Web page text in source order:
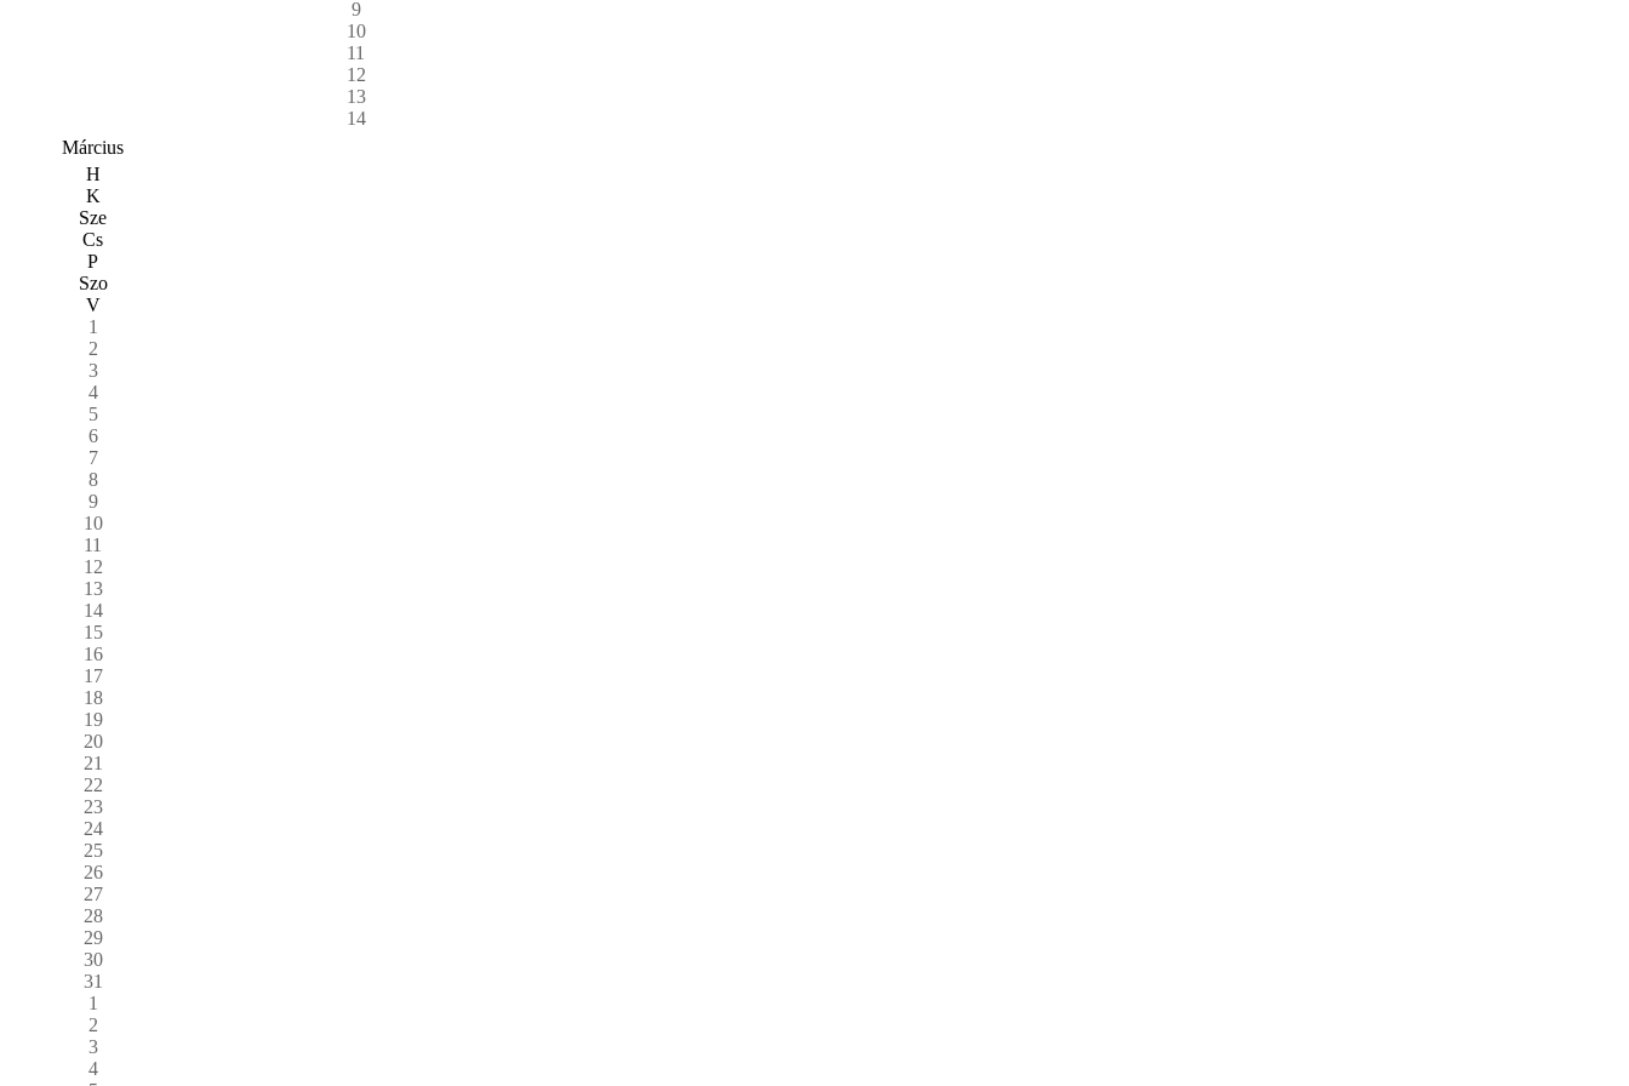
9
10
11
12
13
14
Március
H
K
Sze
Cs
P
Szo
V
1
2
3
4
5
6
7
8
9
10
11
12
13
14
15
16
17
18
19
20
21
22
23
24
25
26
27
28
29
30
31
1
2
3
4